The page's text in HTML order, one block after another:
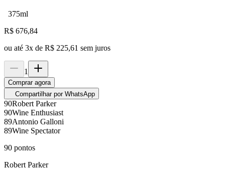
375ml
R$ 676,84
ou até 3x de R$ 225,61 sem juros
1
Comprar agora
Compartilhar por WhatsApp
90Robert Parker
90Wine Enthusiast
89Antonio Galloni
89Wine Spectator
90 pontos
Robert Parker